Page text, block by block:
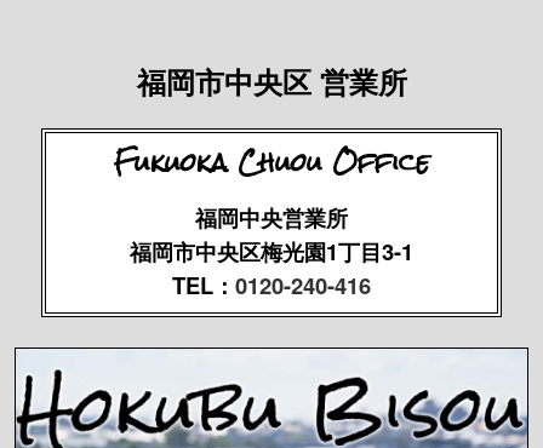
福岡市中央区 営業所
Fukuoka Chuou Office
福岡中央営業所
福岡市中央区梅光園1丁目3-1
TEL： 0120-240-416